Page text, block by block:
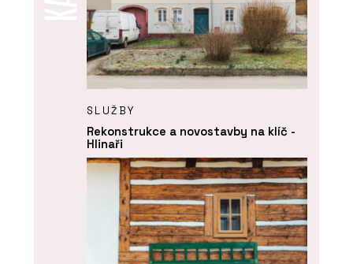
SLUŽBY
Rekonstrukce a novostavby na klíč -
Hlinaři